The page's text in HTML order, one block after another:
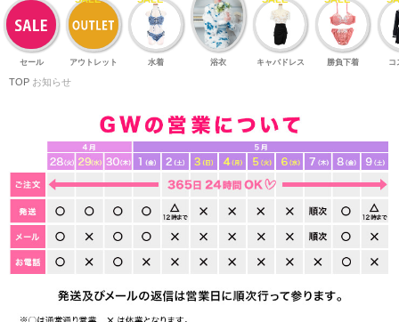
セール アウトレット 水着 浴衣 キャバドレス 勝負下着 コ
TOP お知らせ